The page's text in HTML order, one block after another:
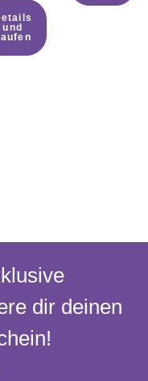
und
dir deinen